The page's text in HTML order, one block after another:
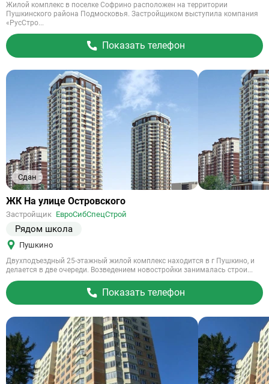
Жилой комплекс в поселке Софрино расположен на территории
Пушкинского района Подмосковья. Застройщиком выступила компания
«РусСтро...
Показать телефон
Сдан
Ссылка
объект
ЖК На улице Островского
Застройщик ЕвроСибСпецСтрой
Рядом школа
Пушкино
Двухподъездный 25-этажный жилой комплекс находится в г Пушкино, и
делается в две очереди. Возведением новостройки занималась строи...
Показать телефон